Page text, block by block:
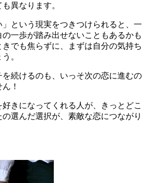
異なります。
」という現実をつきつけられると、一
一歩が踏み出せないこともあるかも
でも焦らずに、まずは自分の気持ち
。
続けるのも、いっそ次の恋に進むの
！
きになってくれる人が、きっとどこ
選んだ選択が、素敵な恋につながり